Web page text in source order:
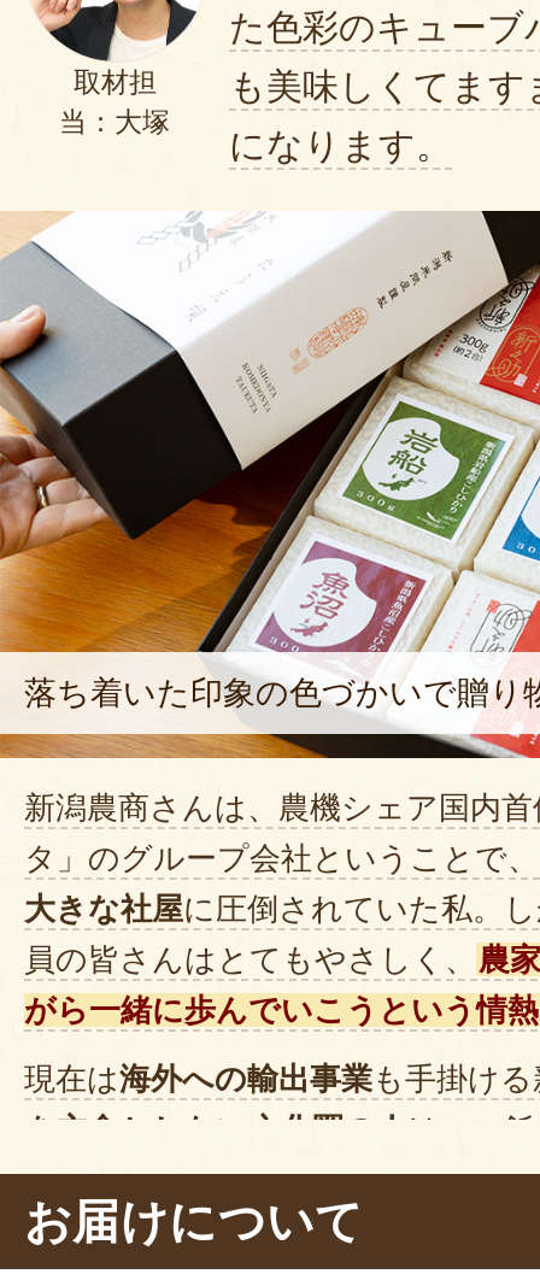
ているので、一人暮らしや二人暮
だと思います。
2020年12
ていて楽しめるのもいいと思いま
2020年12
やまさま
当店をご利用いただきありがと
メントへの返信が大変遅れまし
んでした。喜んで頂けて大変光
県のお米の美味しさを日々お届
2021年02月
取材担
当：大塚
た色彩のキューブ
も美味しくてま
になります。
落ち着いた印象の色づかいで贈り
新潟農商さんは、農機シェア国内
タ」のグループ会社ということで
大きな社屋に圧倒されていた私。
員の皆さんはとてもやさしく、
農
がら一緒に歩んでいこうという情
現在は海外への輸出事業も手掛け
を主食としない文化圏の人 は、ご
炊飯する方法を知らないため、丁
こともあるんだとか。なんだか衝
お届けについて